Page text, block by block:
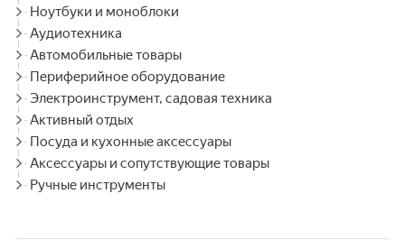
Ноутбуки и моноблоки
Аудиотехника
Автомобильные товары
Периферийное оборудование
Электроинструмент, садовая техника
Активный отдых
Посуда и кухонные аксессуары
Аксессуары и сопутствующие товары
Ручные инструменты